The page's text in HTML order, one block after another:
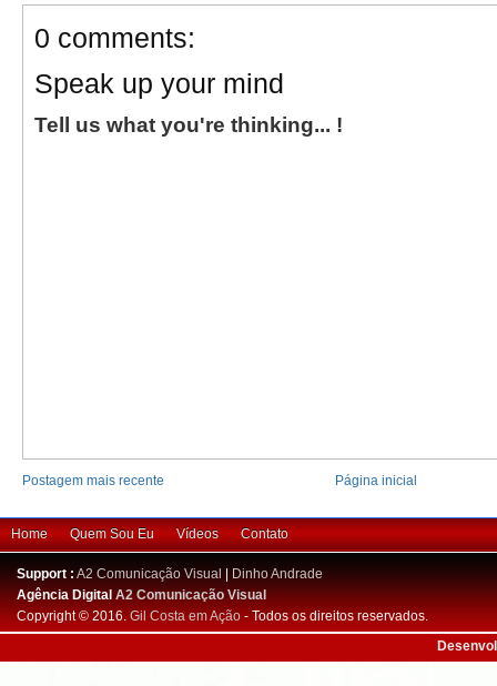
0 comments:
Speak up your mind
Tell us what you're thinking... !
Postagem mais recente Página inicial
Home Quem Sou Eu Vídeos Contato
Support : A2 Comunicação Visual | Dinho Andrade
Agência DigitalA2 Comunicação Visual
Copyright © 2016. Gil Costa em Ação - Todos os direitos reservados.